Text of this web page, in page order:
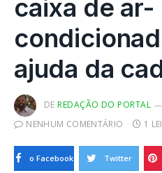
caixa de ar-
ajuda da
DE REDAÇÃO DO PORTAL
NENHUM COMENTÁRIO
1
o Facebook Twitter